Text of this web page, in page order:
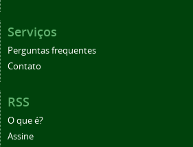
Serviços
Perguntas frequentes
Contato
RSS
O que é?
Assine